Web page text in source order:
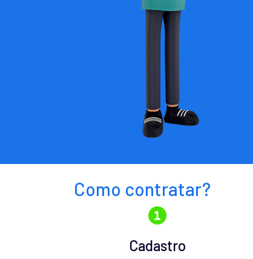
Como contratar?
Cadastro